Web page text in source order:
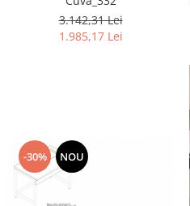
Transport
Uscatoare de sticlarie
Dulapuri la sol
Dulapuri under-bench mobile
Mobilier pentru autolaborator
3.142,31 Lei
1.985,17 Lei
-30% NOU